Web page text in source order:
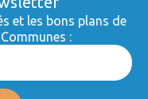
et les bons plans de
: